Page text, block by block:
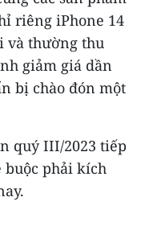
riêng iPhone 14
và thường thu
giảm giá dần
bị chào đón một
quý III/2023 tiếp
buộc phải kích